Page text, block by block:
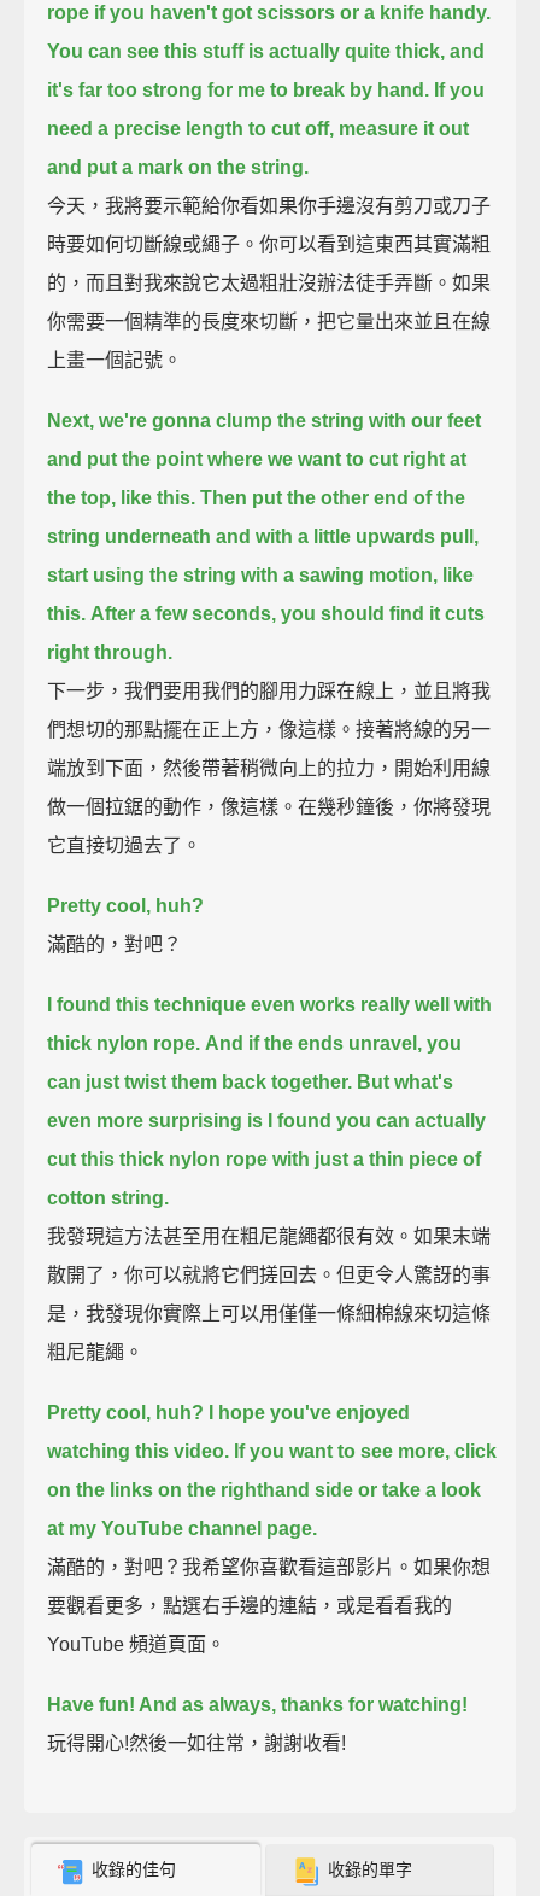
rope if you haven't got scissors or a knife handy.
You can see this stuff is actually quite thick, and
it's far too strong for me to break by hand. If you
need a precise length to cut off, measure it out
and put a mark on the string.
今天，我將要示範給你看如果你手邊沒有剪刀或刀子
時要如何切斷線或繩子。你可以看到這東西其實滿粗
的，而且對我來說它太過粗壯沒辦法徒手弄斷。如果
你需要一個精準的長度來切斷，把它量出來並且在線
上畫一個記號。
Next, we're gonna clump the string with our feet
and put the point where we want to cut right at
the top, like this. Then put the other end of the
string underneath and with a little upwards pull,
start using the string with a sawing motion, like
this. After a few seconds, you should find it cuts
right through.
下一步，我們要用我們的腳用力踩在線上，並且將我
們想切的那點擺在正上方，像這樣。接著將線的另一
端放到下面，然後帶著稍微向上的拉力，開始利用線
做一個拉鋸的動作，像這樣。在幾秒鐘後，你將發現
它直接切過去了。
Pretty cool, huh?
滿酷的，對吧？
I found this technique even works really well with
thick nylon rope. And if the ends unravel, you
can just twist them back together. But what's
even more surprising is I found you can actually
cut this thick nylon rope with just a thin piece of
cotton string.
我發現這方法甚至用在粗尼龍繩都很有效。如果末端
散開了，你可以就將它們搓回去。但更令人驚訝的事
是，我發現你實際上可以用僅僅一條細棉線來切這條
粗尼龍繩。
Pretty cool, huh? I hope you've enjoyed
watching this video. If you want to see more, click
on the links on the righthand side or take a look
at my YouTube channel page.
滿酷的，對吧？我希望你喜歡看這部影片。如果你想
要觀看更多，點選右手邊的連結，或是看看我的
YouTube 頻道頁面。
Have fun! And as always, thanks for watching!
玩得開心!然後一如往常，謝謝收看!
收錄的佳句 收錄的單字